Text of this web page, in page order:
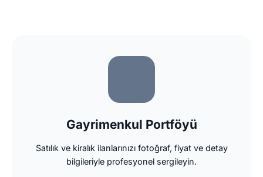
Gayrimenkul Portföyü
Satılık ve kiralık ilanlarınızı fotoğraf, fiyat ve detay
bilgileriyle profesyonel sergileyin.